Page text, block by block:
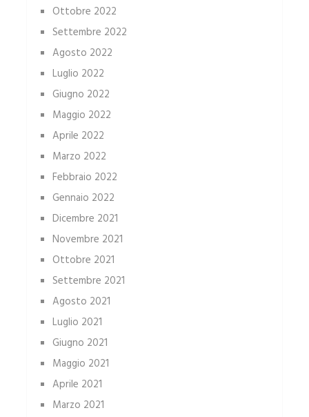
Ottobre 2022
Settembre 2022
Agosto 2022
Luglio 2022
Giugno 2022
Maggio 2022
Aprile 2022
Marzo 2022
Febbraio 2022
Gennaio 2022
Dicembre 2021
Novembre 2021
Ottobre 2021
Settembre 2021
Agosto 2021
Luglio 2021
Giugno 2021
Maggio 2021
Aprile 2021
Marzo 2021